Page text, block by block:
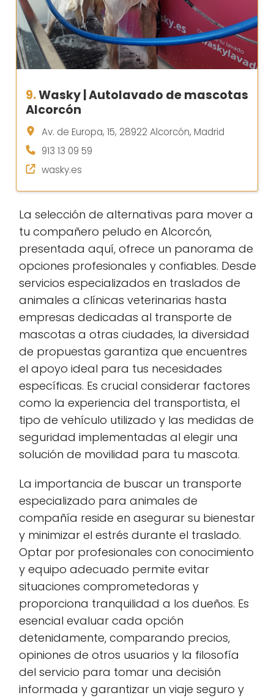
9.Wasky | Autolavado de mascotas
Alcorcón
Av. de Europa, 15, 28922 Alcorcón, Madrid
913 13 09 59
wasky.es
La selección de alternativas para mover a
tu compañero peludo en Alcorcón,
presentada aquí, ofrece un panorama de
opciones profesionales y confiables. Desde
servicios especializados en traslados de
animales a clínicas veterinarias hasta
empresas dedicadas al transporte de
mascotas a otras ciudades, la diversidad
de propuestas garantiza que encuentres
el apoyo ideal para tus necesidades
específicas. Es crucial considerar factores
como la experiencia del transportista, el
tipo de vehículo utilizado y las medidas de
seguridad implementadas al elegir una
solución de movilidad para tu mascota.
La importancia de buscar un transporte
especializado para animales de
compañía reside en asegurar su bienestar
y minimizar el estrés durante el traslado.
Optar por profesionales con conocimiento
y equipo adecuado permite evitar
situaciones comprometedoras y
proporciona tranquilidad a los dueños. Es
esencial evaluar cada opción
detenidamente, comparando precios,
opiniones de otros usuarios y la filosofía
del servicio para tomar una decisión
informada y garantizar un viaje seguro y